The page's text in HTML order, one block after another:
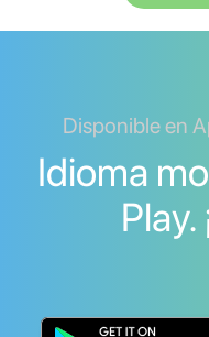
Disponible en
Idioma
Play.